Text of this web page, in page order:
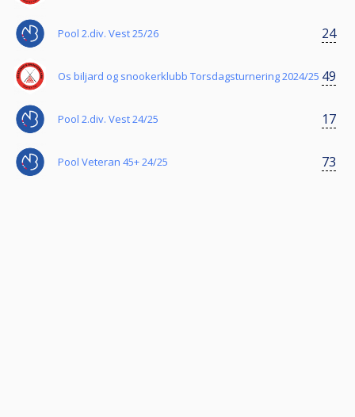
Pool 2.div. Vest 25/26 24
Os biljard og snookerklubb Torsdagsturnering 2024/25 49
Pool 2.div. Vest 24/25 17
Pool Veteran 45+ 24/25 73